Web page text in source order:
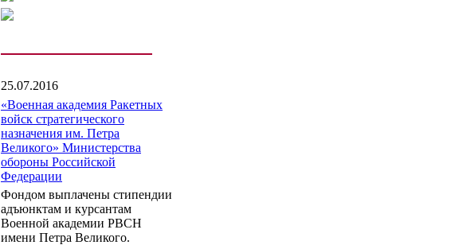
25.07.2016
«Военная академия Ракетных
войск стратегического
назначения им. Петра
Великого» Министерства
обороны Российской
Федерации
Фондом выплачены стипендии
адъюнктам и курсантам
Военной академии РВСН
имени Петра Великого.